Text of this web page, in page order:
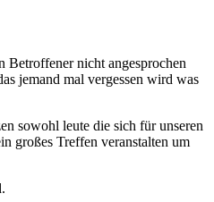
Betroffener nicht angesprochen
jemand mal vergessen wird was
sowohl leute die sich für unseren
großes Treffen veranstalten um